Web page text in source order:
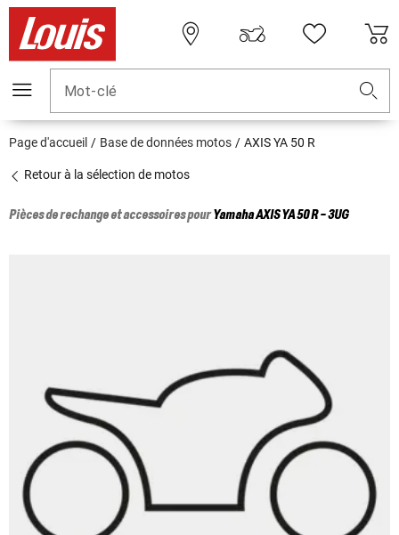
Mot-clé
Page d'accueil Base de données motos AXIS YA 50 R
Retour à la sélection de motos
Pièces de rechange et accessoires pourYamahaAXIS YA 50 R - 3UG